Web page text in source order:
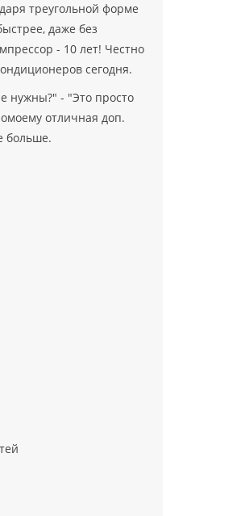
треугольной форме
даже без
- 10 лет! Честно
сегодня.
нужны?" - "Это просто
отличная доп.
больше.